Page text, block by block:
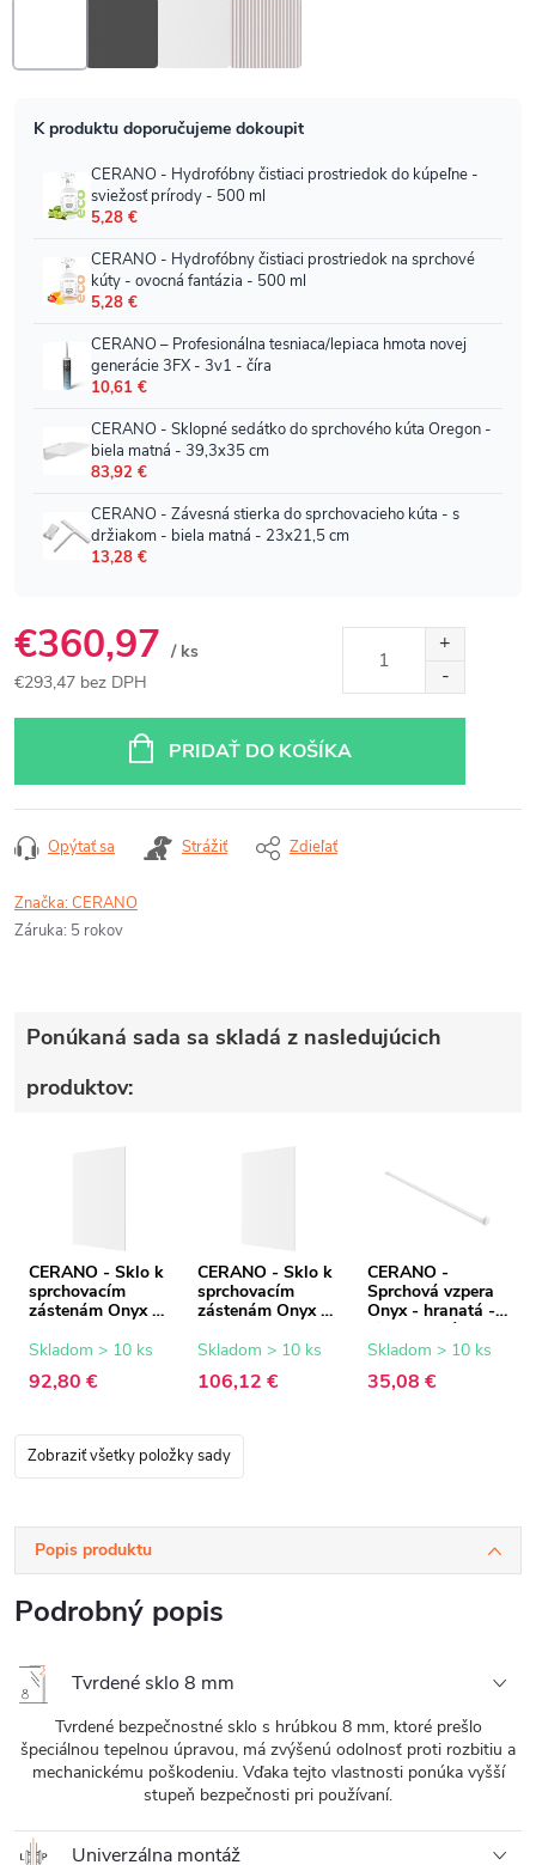
€360,97 / ks
€293,47 bez DPH
PRIDAŤ DO KOŠÍKA
Opýtať sa Strážiť Zdieľať
Značka:CERANO
Záruka: 5 rokov
Ponúkaná sada sa skladá z nasledujúcich
produktov:
CERANO - Sklo k
sprchovacím
zástenám Onyx -
transparentné
Skladom > 10 ks
92,80 €
CERANO - Sklo k
sprchovacím
zástenám Onyx -
transparentné
Skladom > 10 ks
106,12 €
CERANO -
Sprchová vzpera
Onyx - hranatá -
biela matná - 150
cm
Skladom > 10 ks
35,08 €
Zobraziť všetky položky sady
Popis produktu
Podrobný popis
Tvrdené sklo 8 mm
Tvrdené bezpečnostné sklo s hrúbkou 8 mm, ktoré prešlo
špeciálnou tepelnou úpravou, má zvýšenú odolnosť proti rozbitiu a
mechanickému poškodeniu. Vďaka tejto vlastnosti ponúka vyšší
stupeň bezpečnosti pri používaní.
Univerzálna montáž